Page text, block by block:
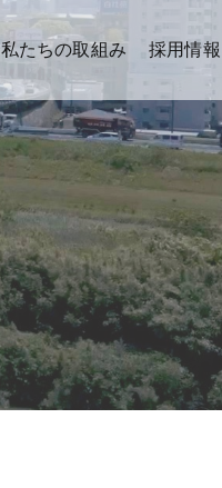
私たちの取組み 採用情報